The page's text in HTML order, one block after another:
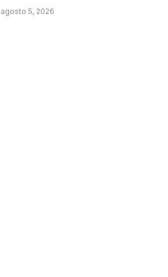
agosto 5, 2026